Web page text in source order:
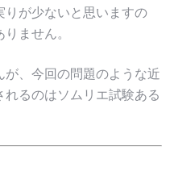
りが少ないと思いますの
ません。
、今回の問題のような近
るのはソムリエ試験ある